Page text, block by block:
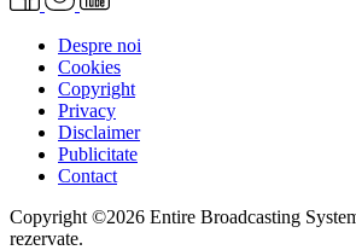
Despre noi
Cookies
Copyright
Privacy
Disclaimer
Publicitate
Contact
Copyright ©2026 Entire Broadcasting
rezervate.